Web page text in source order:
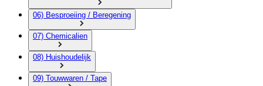
06) Besproeiing / Beregening
07) Chemicalien
08) Huishoudelijk
09) Touwwaren / Tape